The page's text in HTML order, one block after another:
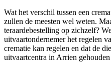
Wat het verschil tussen een
zullen de meesten wel weten.
teraardebestelling op zichzelf?
uitvaartondernemer het regelen
crematie kan regelen en dat de
uitvaartcentra in Arrien